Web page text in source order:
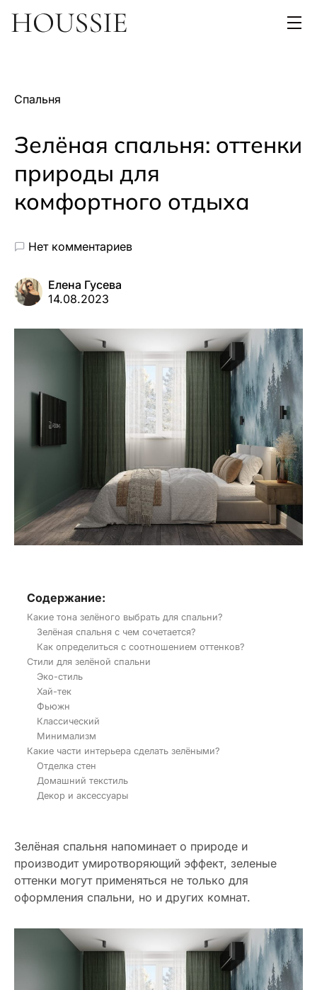
Спальня
Зелёная спальня: оттенки
природы для
комфортного отдыха
Нет комментариев
Елена Гусева
14.08.2023
Содержание:
Какие тона зелёного выбрать для спальни?
Зелёная спальня с чем сочетается?
Как определиться с соотношением оттенков?
Стили для зелёной спальни
Эко-стиль
Хай-тек
Фьюжн
Классический
Минимализм
Какие части интерьера сделать зелёными?
Отделка стен
Домашний текстиль
Декор и аксессуары
Зелёная спальня напоминает о природе и
производит умиротворяющий эффект, зеленые
оттенки могут применяться не только для
оформления спальни, но и других комнат.